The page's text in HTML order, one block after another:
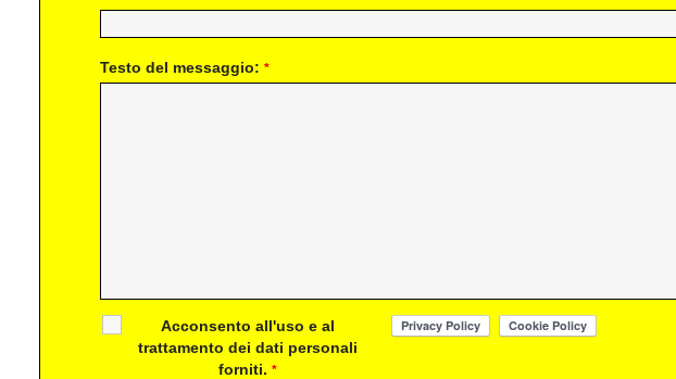
Testo del messaggio: *
Acconsento all'uso e al
trattamento dei dati personali
forniti.*